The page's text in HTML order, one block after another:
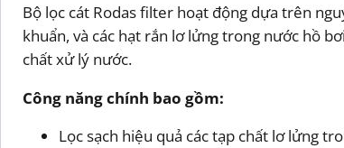
Bộ lọc cát Rodas filter hoạt động dựa trên
khuẩn, và các hạt rắn lơ lửng trong nước hồ
chất xử lý nước.
Công năng chính bao gồm:
Lọc sạch hiệu quả các tạp chất lơ lửng